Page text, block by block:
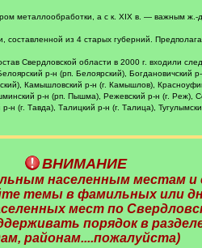
металлообработки, а с к. XIX в. — важным
из 4 старых губерний.
Свердловской области в 2000 г. входили
р-н (рп. Белоярский), Богдановичский
Камышловский р-н (г. Камышлов),
р-н (рп. Пышма), Режевский р-н (г. Реж),
н (г. Тавда), Талицкий р-н (г. Талица),
ВНИМАНИЕ
населенным местам и
темы в фамильных или
мест по
порядок в
районам....пожалуйста)